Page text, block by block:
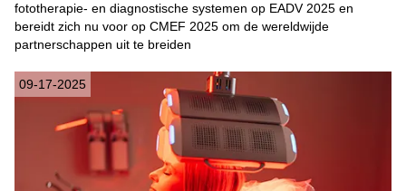
fototherapie- en diagnostische systemen op EADV 2025 en
bereidt zich nu voor op CMEF 2025 om de wereldwijde
partnerschappen uit te breiden
09-17-2025